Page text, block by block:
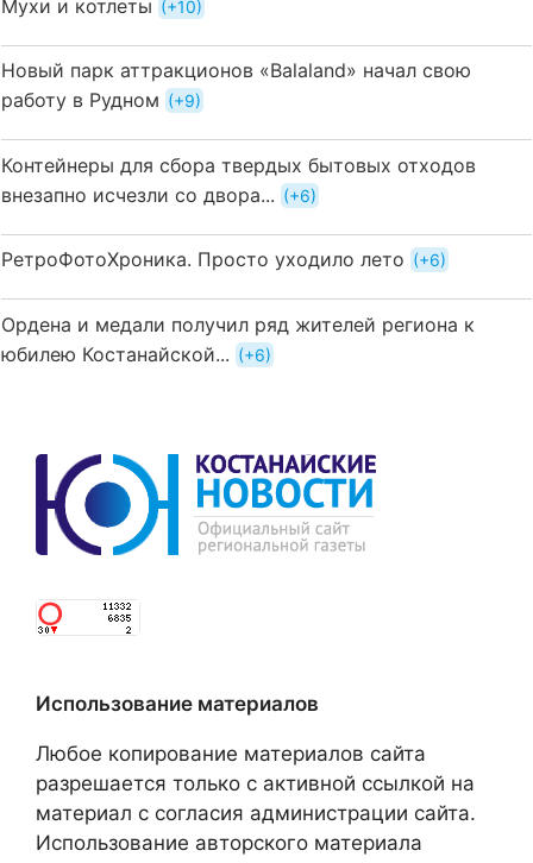
Мухи и котлеты +10
Новый парк аттракционов «Balaland» начал свою
работу в Рудном
+9
Контейнеры для сбора твердых бытовых отходов
внезапно исчезли со двора...
+6
РетроФотоХроника. Просто уходило лето +6
Ордена и медали получил ряд жителей региона к
юбилею Костанайской...
+6
Использование материалов
Любое копирование материалов сайта
разрешается только с активной ссылкой на
материал с согласия администрации сайта.
Использование авторского материала